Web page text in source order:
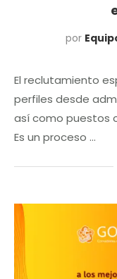
por
El reclutamiento
perfiles desde
así como puestos
Es un proceso …